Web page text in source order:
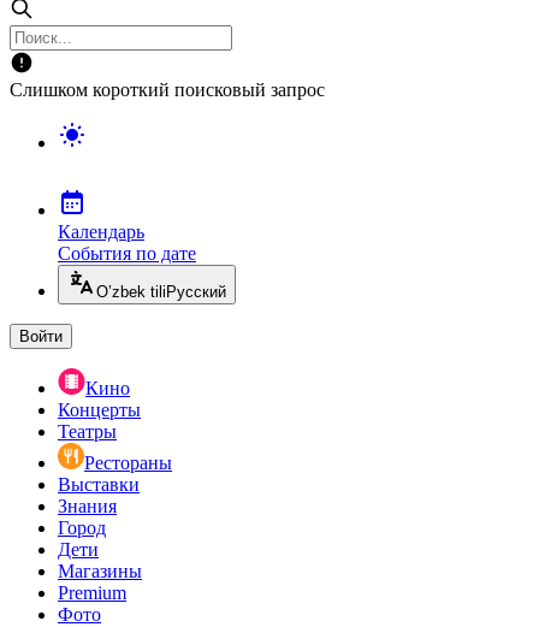
Слишком короткий поисковый запрос
Календарь
События по дате
O’zbek tili Русский
Войти
Кино
Концерты
Театры
Рестораны
Выставки
Знания
Город
Дети
Магазины
Premium
Фото